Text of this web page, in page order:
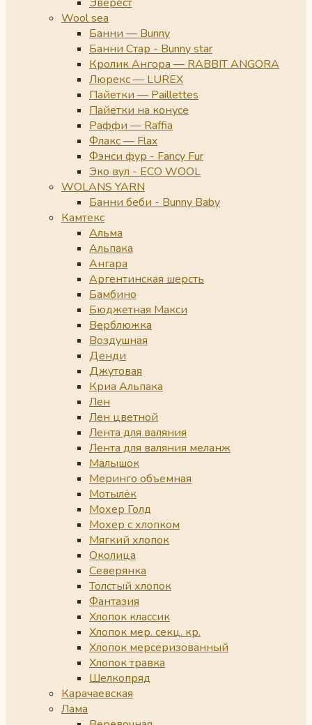
Wool sea
Банни — Bunny
Банни Стар - Bunny star
Кролик Ангора — RABBIT ANGORA
Люрекс — LUREX
Пайетки — Paillettes
Пайетки на конусе
Раффи — Raffia
Флакс — Flax
Фэнси фур - Fancy Fur
Эко вул - ECO WOOL
WOLANS YARN
Банни беби - Bunny Baby
Камтекс
Альма
Альпака
Ангара
Аргентинская шерсть
Бамбино
Бюджетная Макси
Верблюжка
Воздушная
Денди
Джутовая
Криа Альпака
Лен
Лен цветной
Лента для валяния
Лента для валяния меланж
Малышок
Меринго объемная
Мотылёк
Мохер Голд
Мохер с хлопком
Мягкий хлопок
Околица
Северянка
Толстый хлопок
Фантазия
Хлопок классик
Хлопок мер. секц. кр.
Хлопок мерсеризованный
Хлопок травка
Шелкопряд
Карачаевская
Лама